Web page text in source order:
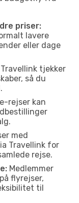
priser:
lavere
eller dage
Travellink tjekker
så du
rejser kan
med
Travellink for
rejse.
Medlemmer
flyrejser,
til